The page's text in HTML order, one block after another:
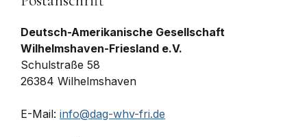
Deutsch-Amerikanische Gesellschaft
Wilhelmshaven-Friesland e.V.
Schulstraße 58
26384 Wilhelmshaven
E-Mail: info@dag-whv-fri.de